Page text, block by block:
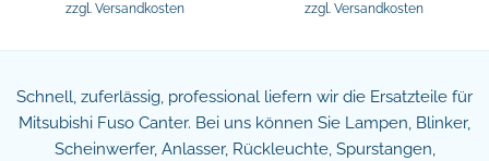
zzgl. Versandkosten
zzgl. Versandkosten
Schnell, zuferlässig, professional liefern wir die Ersatzteile für
Mitsubishi Fuso Canter. Bei uns können Sie Lampen, Blinker,
Scheinwerfer, Anlasser, Rückleuchte, Spurstangen,